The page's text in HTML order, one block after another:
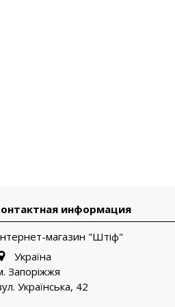
информация
магазин "Штіф"
Україна
Запоріжжя
Українська, 42